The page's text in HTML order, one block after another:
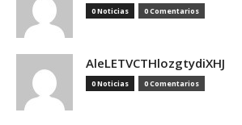
0 Noticias 0 Comentarios
AleLETVCTHlozgtydiXHJ
0 Noticias 0 Comentarios